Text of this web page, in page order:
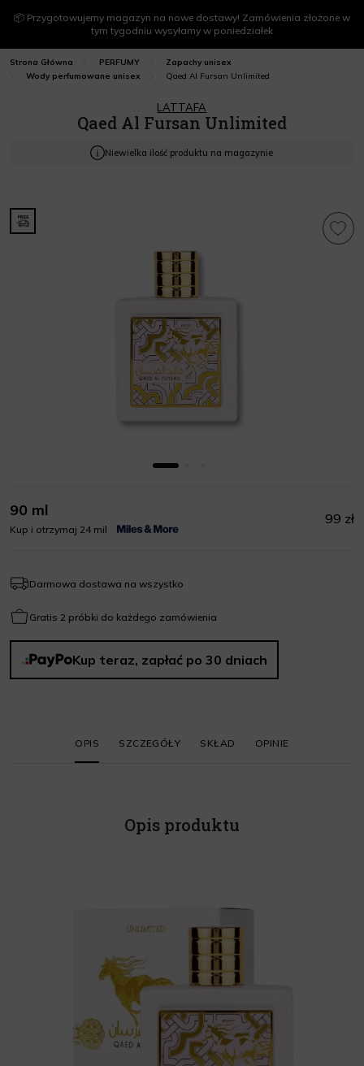
📦 Przygotowujemy magazyn na nowe dostawy! Zamówienia złożone w
tym tygodniu wysyłamy w poniedziałek
Strona Główna PERFUMY
Zapachy unisex
Wody perfumowane unisex
Qaed Al Fursan Unlimited
LATTAFA
Qaed Al Fursan Unlimited
Niewielka ilość produktu na magazynie
90 ml
Kup i otrzymaj 24 mil
99 zł
Darmowa dostawa na wszystko
Gratis 2 próbki do każdego zamówienia
Kup teraz, zapłać po 30 dniach
OPIS SZCZEGÓŁY SKŁAD OPINIE
Opis produktu